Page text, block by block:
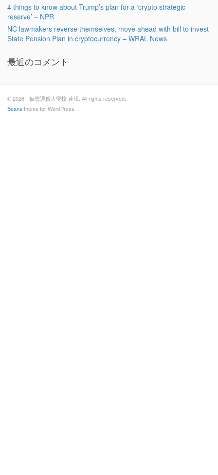
4 things to know about Trump’s plan for a ‘crypto strategic
reserve’ – NPR
NC lawmakers reverse themselves, move ahead with bill to invest
State Pension Plan in cryptocurrency – WRAL News
最近のコメント
© 2026 - 仮想通貨大學校 速報. All rights reserved.
Beans theme for WordPress.